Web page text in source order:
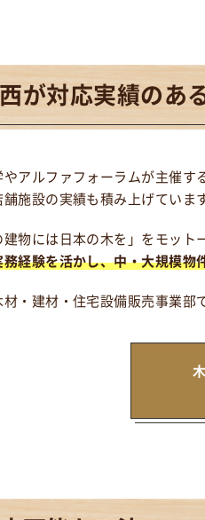
が対応実績のあ
やアルファフォーラムが主催
施設の実績も積み上げています
建物には日本の木を」をモッ
務経験を活かし、中・大規模物
材・建材・住宅設備販売事業部